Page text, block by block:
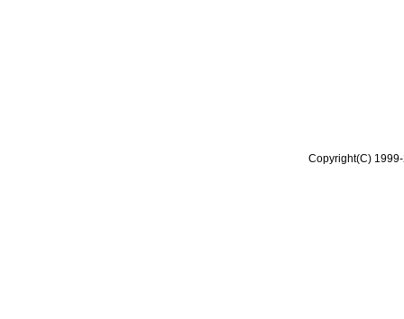
Copyright(C)